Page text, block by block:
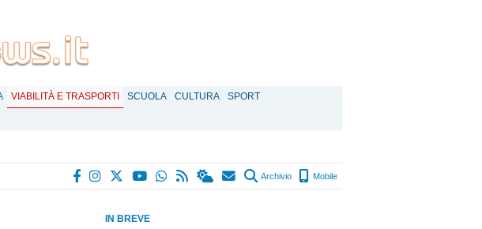
VIABILITÀ E TRASPORTI SCUOLA CULTURA
SPORT
Archivio Mobile
IN BREVE